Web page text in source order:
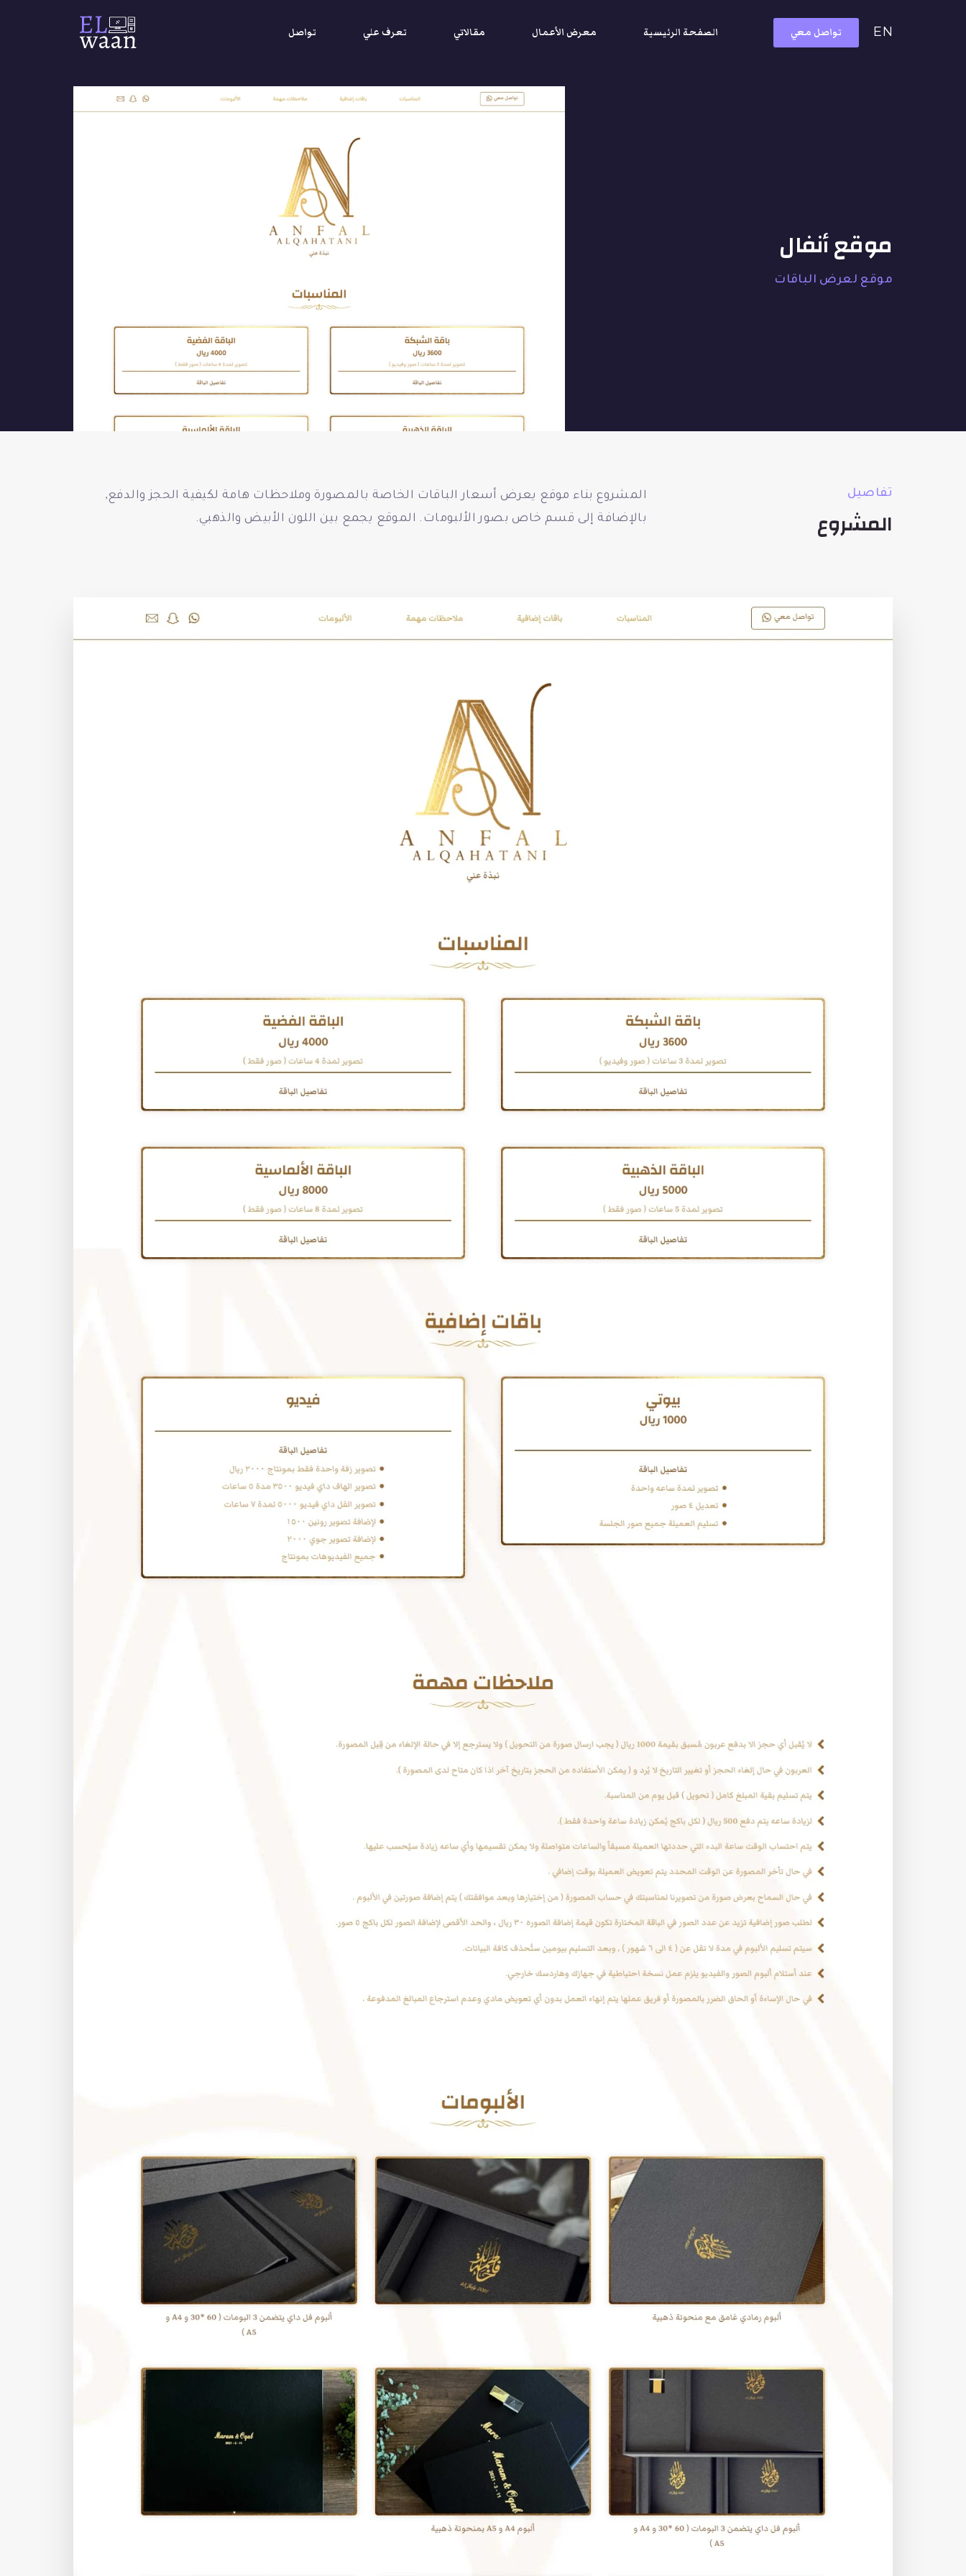
EN تواصل معي الصفحة الرئيسية معرض الأعمال مقالاتي تعرف علي تواصل
موقع أنفال
موقع لعرض الباقات
تفاصيل
المشروع
المشروع بناء موقع يعرض أسعار الباقات الخاصة بالمصورة وملاحظات هامة لكيفية الحجز والدفع,
بالإضافة إلى قسم خاص بصور الألبومات. الموقع يجمع بين اللون الأبيض والذهبي.